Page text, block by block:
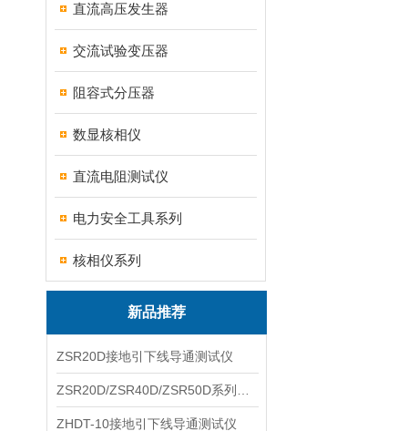
直流高压发生器
交流试验变压器
阻容式分压器
数显核相仪
直流电阻测试仪
电力安全工具系列
核相仪系列
新品推荐
ZSR20D接地引下线导通测试仪
ZHDT-10接地引下线导通测试仪